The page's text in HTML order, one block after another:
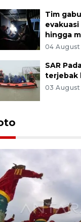
Tim
hingga
04
SAR
terjebak
03 August